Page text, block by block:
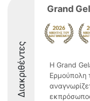
Διακριθέντες
Grand
Η Grand
Ερμούπολη